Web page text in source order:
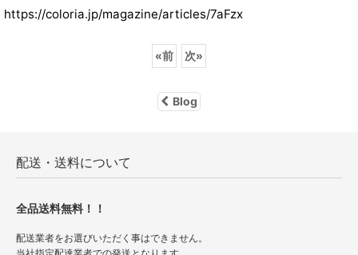
https://coloria.jp/magazine/articles/7aFzx
«前 次»
Blog
配送・送料について
全品送料無料！！
配送業者をお選びいただく事はできません。